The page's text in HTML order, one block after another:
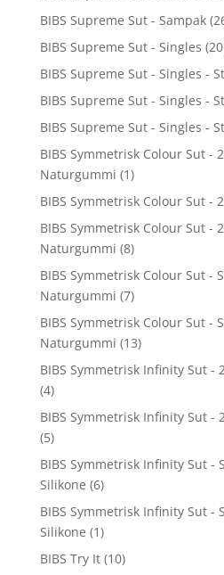
BIBS Supreme Sut - Sampak
BIBS Supreme Sut - Singles
BIBS Supreme Sut - Singles -
BIBS Supreme Sut - Singles -
BIBS Supreme Sut - Singles -
BIBS Symmetrisk Colour Sut -
Naturgummi (1)
BIBS Symmetrisk Colour Sut -
BIBS Symmetrisk Colour Sut -
Naturgummi (8)
BIBS Symmetrisk Colour Sut -
Naturgummi (7)
BIBS Symmetrisk Colour Sut -
Naturgummi (13)
BIBS Symmetrisk Infinity Sut -
(4)
BIBS Symmetrisk Infinity Sut -
(5)
BIBS Symmetrisk Infinity Sut -
Silikone (6)
BIBS Symmetrisk Infinity Sut -
Silikone (1)
BIBS Try It (10)